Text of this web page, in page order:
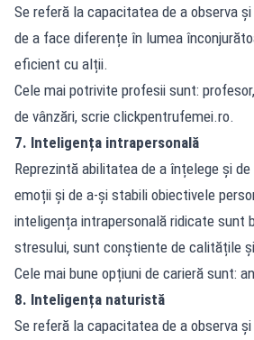
Se referă la capacitatea de a observa
de a face diferențe în lumea
eficient cu alții.
Cele mai potrivite profesii sunt:
de vânzări, scrie clickpentrufemei.ro.
7. Inteligența intrapersonală
Reprezintă abilitatea de a înțelege și
emoții și de a-și stabili obiectivele
inteligența intrapersonală ridicate sunt
stresului, sunt conștiente de calitățile
Cele mai bune opțiuni de carieră sunt:
8. Inteligența naturistă
Se referă la capacitatea de a observa